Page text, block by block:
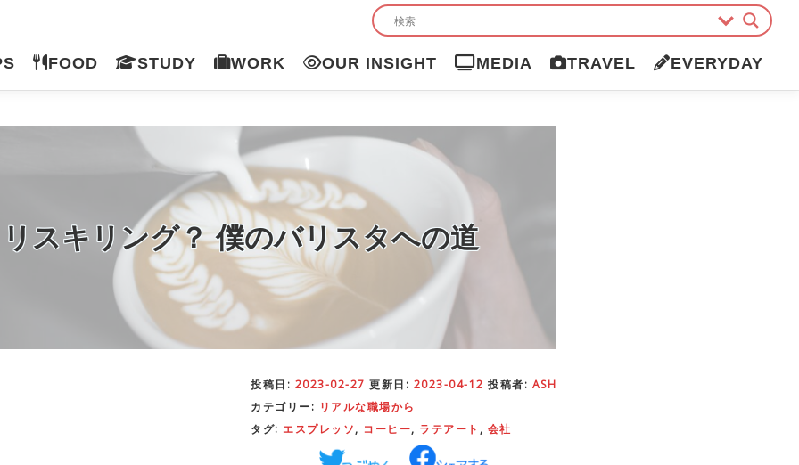
FOOD STUDY WORK OUR INSIGHT MEDIA TRAVEL EVERYDAY
スキリング？ 僕のバリスタへの道
投稿日: 2023-02-27 更新日: 2023-04-12 投稿者: ASH
カテゴリー: リアルな職場から
タグ: エスプレッソ, コーヒー, ラテアート , 会社